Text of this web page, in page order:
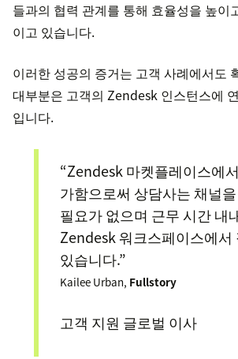
들과의 협력 관계를 통해 효율성을 높이
이고 있습니다.
이러한 성공의 증거는 고객 사례에서도
대부분은 고객의 Zendesk 인스턴스에
입니다.
“Zendesk 마켓플레이스에
가함으로써 상담사는 채널
필요가 없으며 근무 시간 내
Zendesk 워크스페이스에서
있습니다.”
Kailee Urban, Fullstory
고객 지원 글로벌 이사